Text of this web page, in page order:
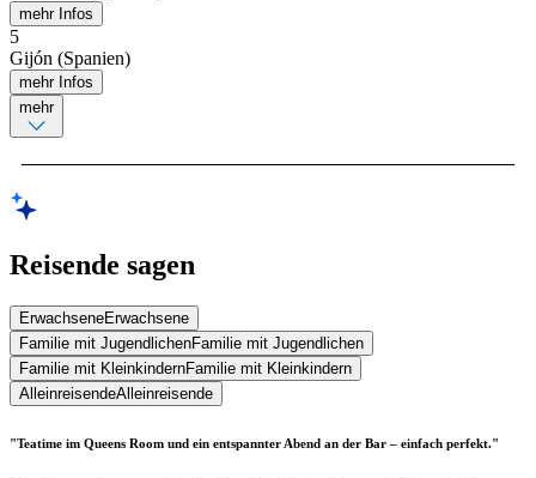
mehr Infos
5
Gijón (Spanien)
mehr Infos
mehr
Reisende sagen
ErwachseneErwachsene
Familie mit JugendlichenFamilie mit Jugendlichen
Familie mit KleinkindernFamilie mit Kleinkindern
AlleinreisendeAlleinreisende
"Teatime im Queens Room und ein entspannter Abend an der Bar – einfach perfekt."